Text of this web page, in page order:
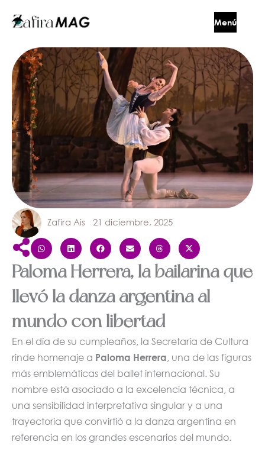
Menú
Zafira Ais 21 diciembre, 2025
Paloma Herrera, la bailarina que
llevó la danza argentina al
mundo con libertad
En el día de su cumpleaños, la Secretaría de Cultura
rinde homenaje a Paloma Herrera, una de las figuras
más emblemáticas del ballet internacional. Su
nombre está asociado a la excelencia técnica, a
una sensibilidad interpretativa singular y a una
trayectoria que convirtió a la danza argentina en
referencia en los grandes escenarios del mundo.